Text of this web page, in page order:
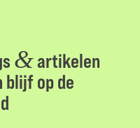
&artikelen
blijf op de